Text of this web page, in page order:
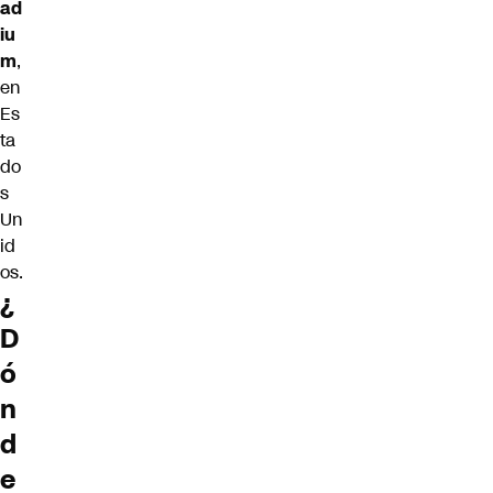
ad
iu
m,
en
Es
ta
do
s
Un
id
os.
¿
D
ó
n
d
e